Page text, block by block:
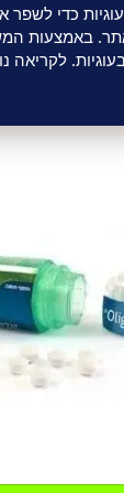
₪
חלבון שריר.
כדי לשפר
באמצעות
לקריאה